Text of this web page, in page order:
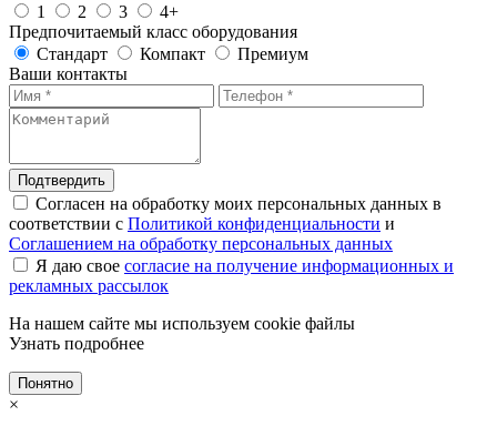
1
2 3
4+
Предпочитаемый класс оборудования
Стандарт
Компакт
Премиум
Ваши контакты
Подтвердить
Согласен на обработку моих персональных данных в
соответствии с Политикой конфиденциальности и
Соглашением на обработку персональных данных
Я даю свое согласие на получение информационных и
рекламных рассылок
На нашем сайте мы используем cookie файлы
Узнать подробнее
Понятно
×